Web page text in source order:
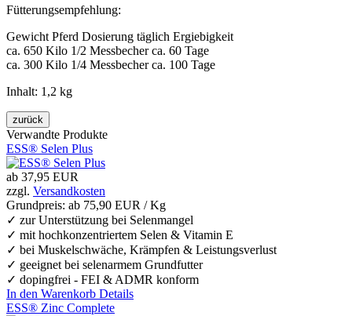
Fütterungsempfehlung:
Gewicht Pferd Dosierung täglich Ergiebigkeit
ca. 650 Kilo 1/2 Messbecher ca. 60 Tage
ca. 300 Kilo 1/4 Messbecher ca. 100 Tage
Inhalt: 1,2 kg
Verwandte Produkte
ESS® Selen Plus
ab 37,95 EUR
zzgl. Versandkosten
Grundpreis: ab 75,90 EUR / Kg
✓ zur Unterstützung bei Selenmangel
✓ mit hochkonzentriertem Selen & Vitamin E
✓ bei Muskelschwäche, Krämpfen & Leistungsverlust
✓ geeignet bei selenarmem Grundfutter
✓ dopingfrei - FEI & ADMR konform
In den Warenkorb Details
ESS® Zinc Complete